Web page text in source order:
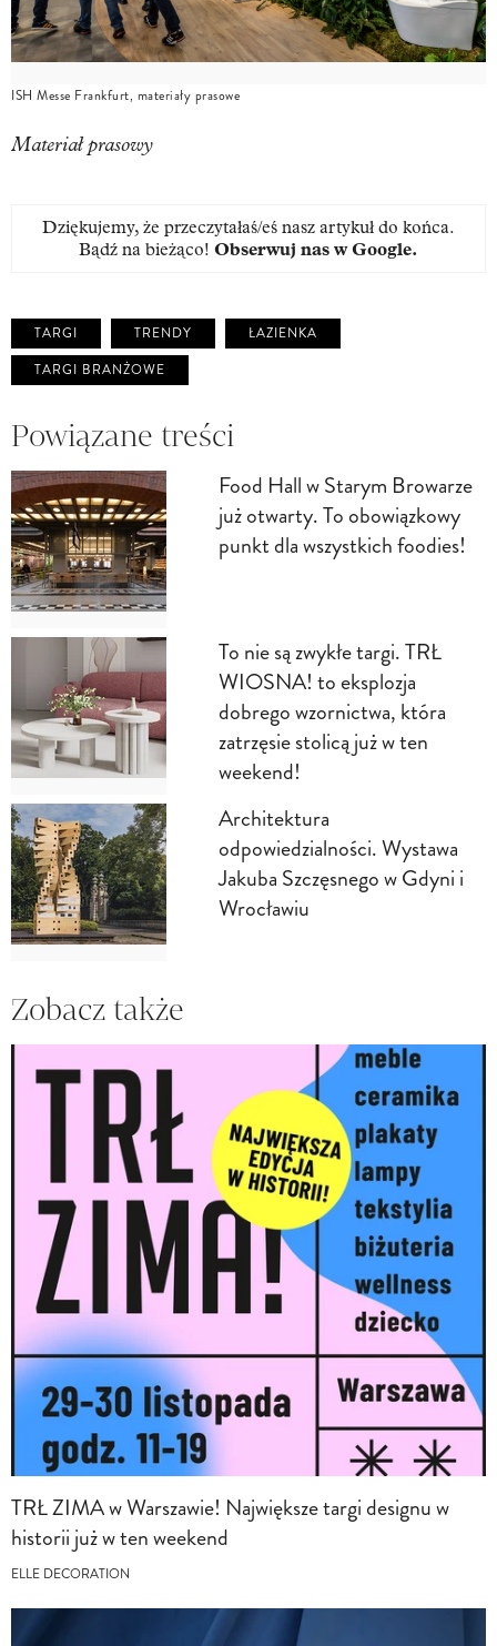
ISH Messe Frankfurt, materiały prasowe
Materiał prasowy
Dziękujemy, że przeczytałaś/eś nasz artykuł do końca.
Bądź na bieżąco! Obserwuj nas w Google.
TARGI TRENDY
ŁAZIENKA
TARGI BRANŻOWE
Powiązane treści
Food Hall w Starym Browarze
już otwarty. To obowiązkowy
punkt dla wszystkich foodies!
To nie są zwykłe targi. TRŁ
WIOSNA! to eksplozja
dobrego wzornictwa, która
zatrzęsie stolicą już w ten
weekend!
Architektura
odpowiedzialności. Wystawa
Jakuba Szczęsnego w Gdyni i
Wrocławiu
Zobacz także
TRŁ ZIMA w Warszawie! Największe targi designu w
historii już w ten weekend
ELLE DECORATION